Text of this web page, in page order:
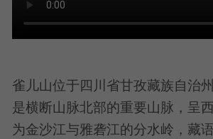
雀儿山位于四川省甘孜藏族自治
是横断山脉北部的重要山脉，呈
为金沙江与雅砻江的分水岭，藏